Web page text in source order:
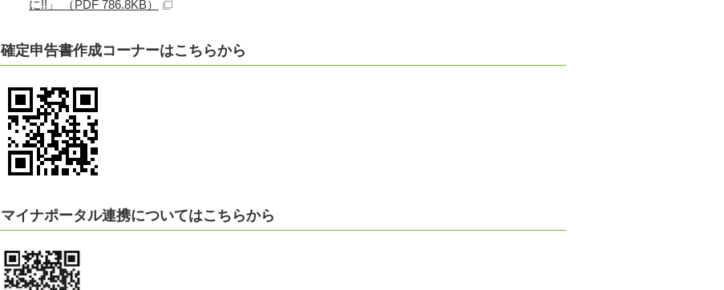
に!!」 （PDF 786.8KB）
確定申告書作成コーナーはこちらから
マイナポータル連携についてはこちらから